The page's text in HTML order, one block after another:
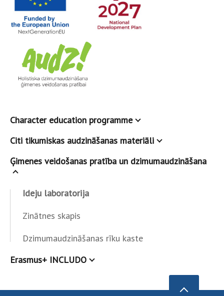
Character education programme
Citi tikumiskas audzināšanas materiāli
Ģimenes veidošanas pratība un dzimumaudzināšana
Ideju laboratorija
Zinātnes skapis
Dzimumaudzināšanas rīku kaste
Erasmus+ INCLUDO